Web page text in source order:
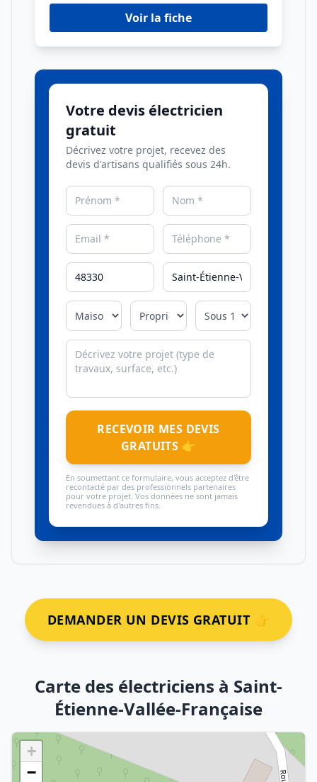
Voir la fiche
Votre devis électricien
gratuit
Décrivez votre projet, recevez des
devis d'artisans qualifiés sous 24h.
RECEVOIR MES DEVIS
GRATUITS 👉
En soumettant ce formulaire, vous acceptez d'être
recontacté par des professionnels partenaires
pour votre projet. Vos données ne sont jamais
revendues à d'autres fins.
DEMANDER UN DEVIS GRATUIT 👉
Carte des électriciens à Saint-
Étienne-Vallée-Française
+
−